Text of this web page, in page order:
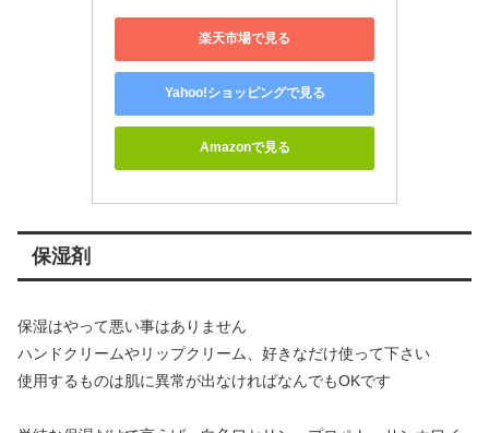
楽天市場で見る
Yahoo!ショッピングで見る
Amazonで見る
保湿剤
保湿はやって悪い事はありません
ハンドクリームやリップクリーム、好きなだけ使って下さい
使用するものは肌に異常が出なければなんでもOKです